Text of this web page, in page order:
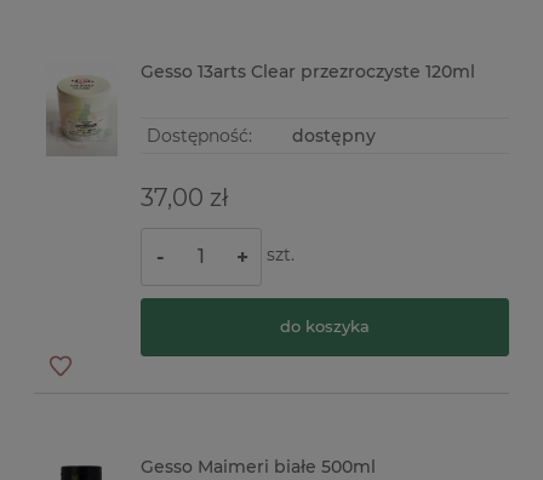
Gesso 13arts Clear przezroczyste 120ml
Dostępność: dostępny
37,00 zł
- + szt.
do koszyka
Gesso Maimeri białe 500ml